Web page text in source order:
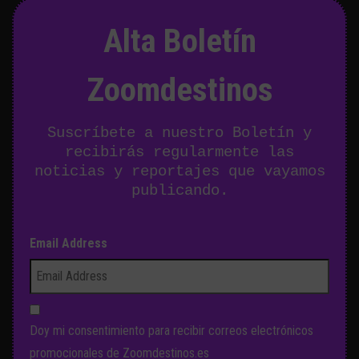
Alta Boletín
Zoomdestinos
Suscríbete a nuestro Boletín y
recibirás regularmente las
noticias y reportajes que vayamos
publicando.
Email Address
Doy mi consentimiento para recibir correos electrónicos
promocionales de Zoomdestinos.es